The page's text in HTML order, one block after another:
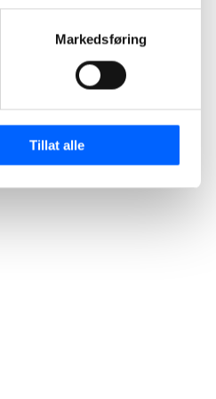
Markedsføring
Tillat alle